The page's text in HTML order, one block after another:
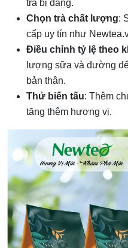
trà bị đắng.
Chọn trà chất lượng:
cấp uy tín như
Điều chỉnh tỷ lệ theo
lượng sữa và đường
bản thân.
Thử biến tấu: Thêm
tăng thêm hương vị.